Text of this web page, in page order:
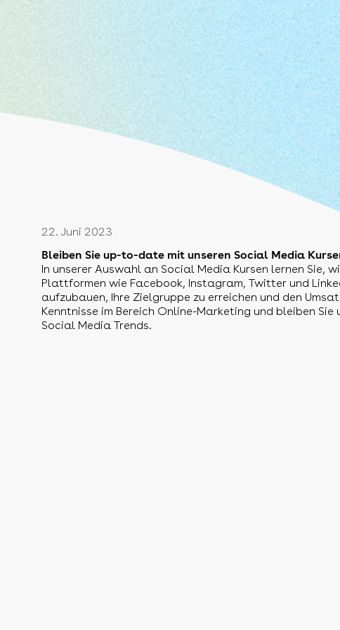
22. Juni 2023
Bleiben Sie up-to-date mit unseren Social Media
In unserer Auswahl an Social Media Kursen lernen Sie,
Plattformen wie Facebook, Instagram, Twitter und
aufzubauen, Ihre Zielgruppe zu erreichen und den
Kenntnisse im Bereich Online-Marketing und bleiben
Social Media Trends.